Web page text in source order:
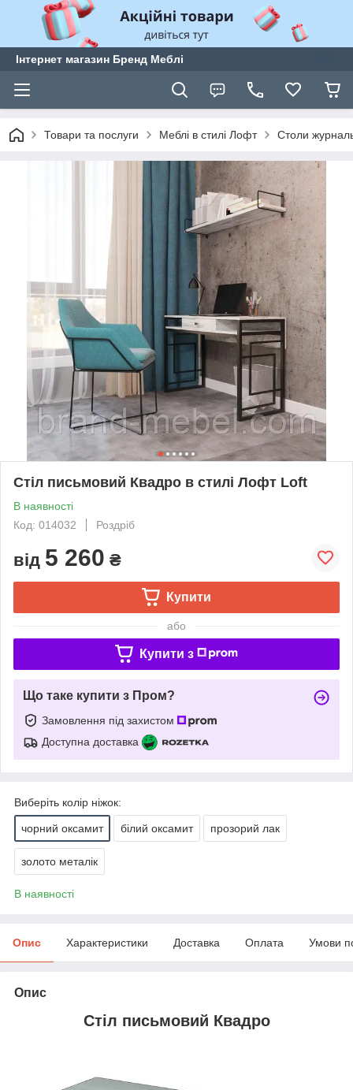
Інтернет магазин Бренд Меблі
Товари та послуги Меблі в стилі Лофт Столи
Стіл письмовий Квадро в стилі Лофт Loft
В наявності
Код: 014032
Роздріб
від 5 260 ₴
Купити
або
Купити з
Що таке купити з Пром?
Замовлення під захистом
Доступна доставка
Виберіть колір ніжок:
чорний оксамит білий оксамит прозорий лак
золото металік
В наявності
Опис Характеристики Доставка Оплата Умови
Опис
Стіл письмовий Квадро